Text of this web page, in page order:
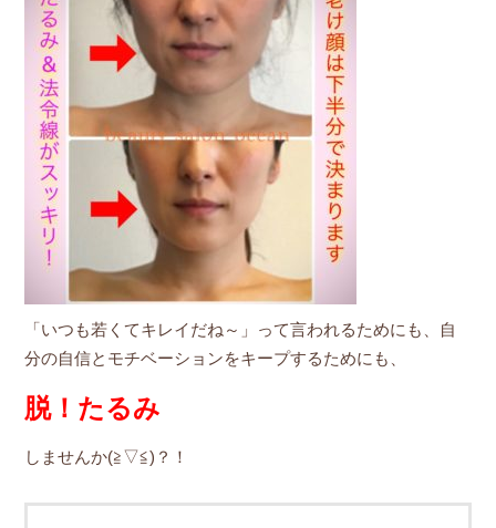
「いつも若くてキレイだね～」って言われるためにも、自
分の自信とモチベーションをキープするためにも、
脱！たるみ
しませんか(≧▽≦)？！